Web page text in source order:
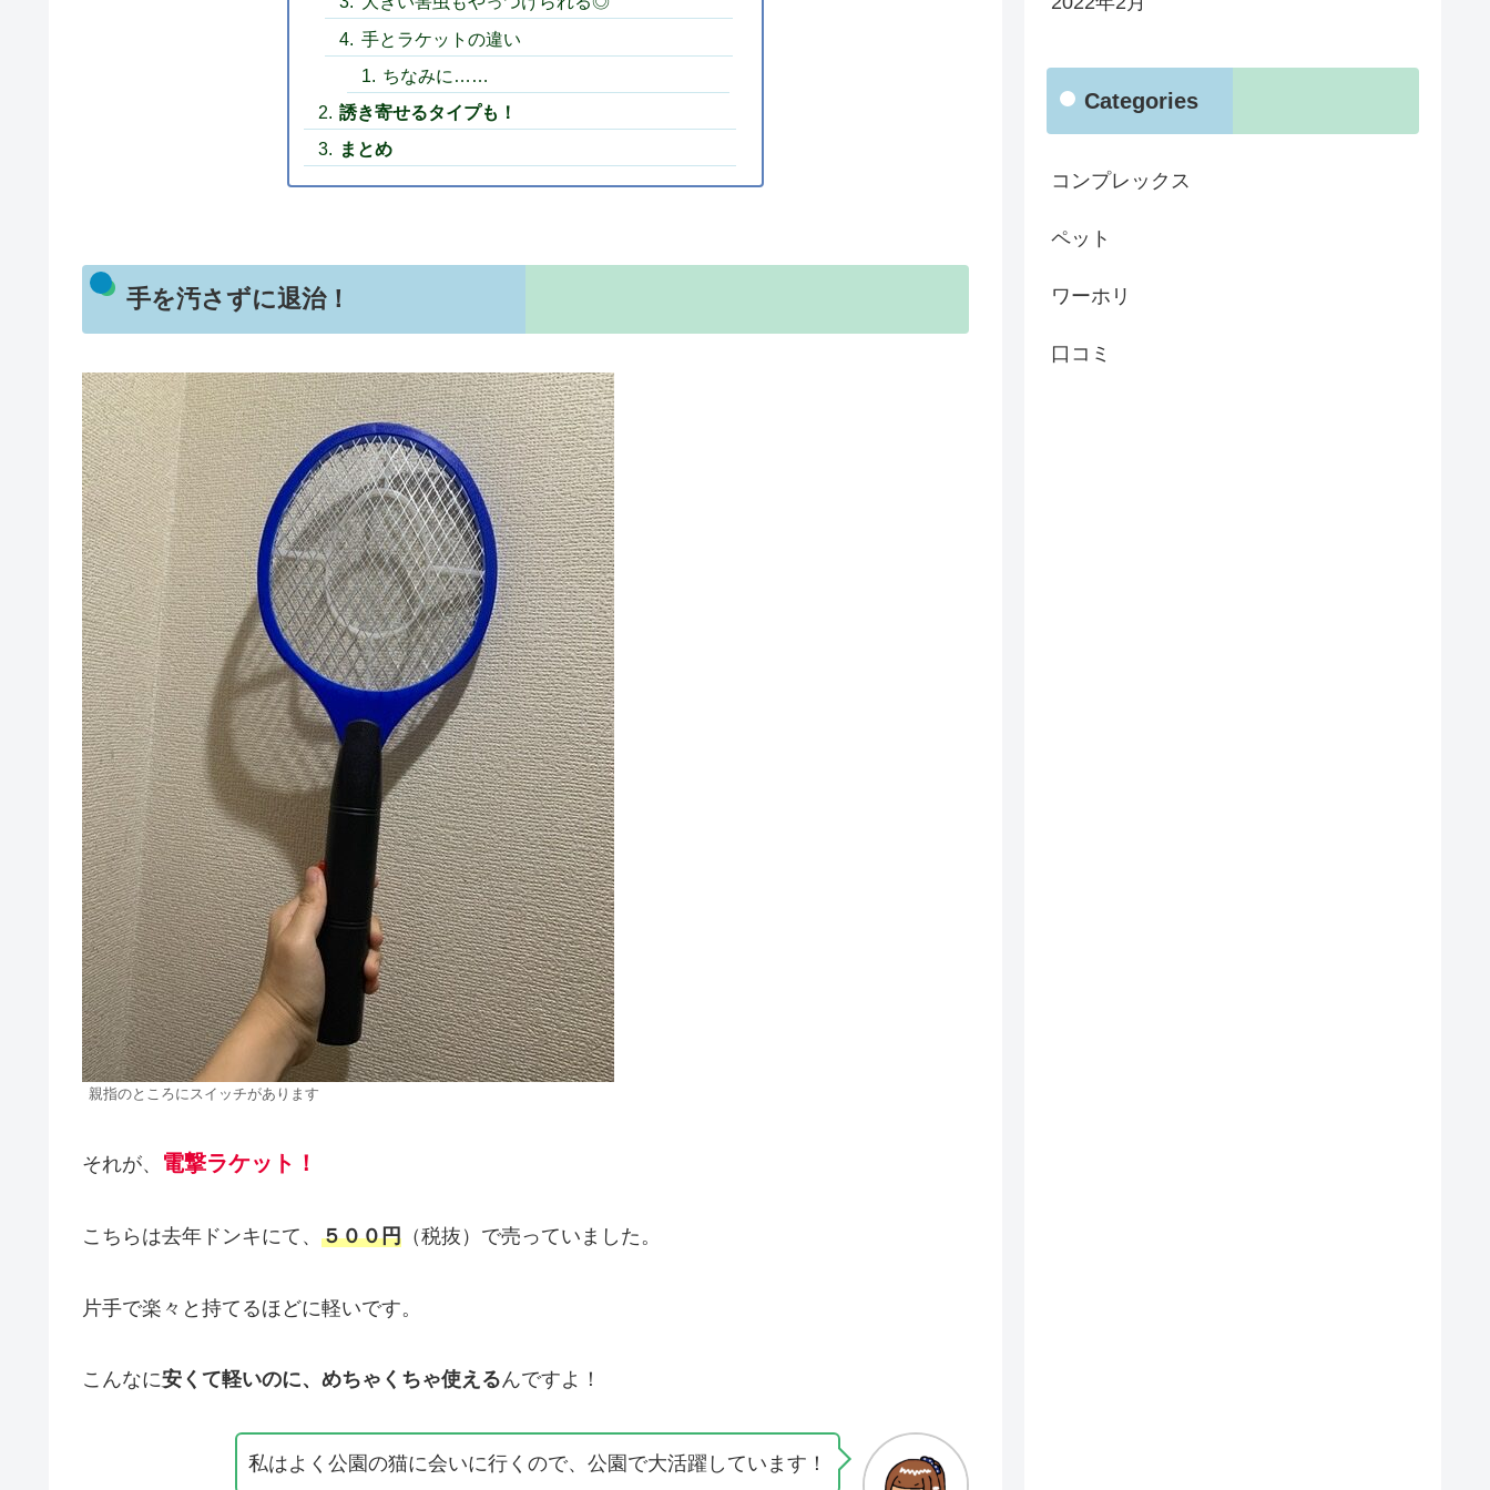
手とラケットの違い
ちなみに……
誘き寄せるタイプも！
まとめ
手を汚さずに退治！
親指のところにスイッチがあります
それが、 電撃ラケット！
こちらは去年ドンキにて、 ５００円 （税抜）で売っていました。
片手で楽々と持てるほどに軽いです。
こんなに安くて軽いのに、めちゃくちゃ使えるんですよ！
私はよく公園の猫に会いに行くので、公園で大活躍しています！
Categories
コンプレックス
ペット
ワーホリ
口コミ